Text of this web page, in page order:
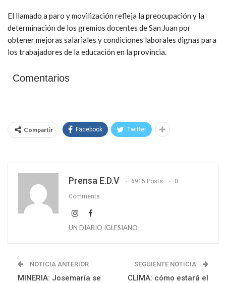
El llamado a paro y movilización refleja la preocupación y la
determinación de los gremios docentes de San Juan por
obtener mejoras salariales y condiciones laborales dignas para
los trabajadores de la educación en la provincia.
Comentarios
Compartir Facebook Twitter
Prensa E.D.V 6915 Posts 0
Comments
UN DIARIO IGLESIANO
NOTICIA ANTERIOR
MINERIA: Josemaría se
SEGUIENTE NOTICIA
CLIMA: cómo estará el